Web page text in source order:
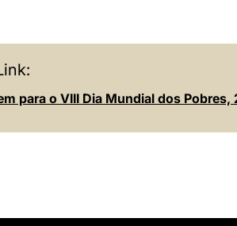
para o VIII Dia Mundial dos Pobres,